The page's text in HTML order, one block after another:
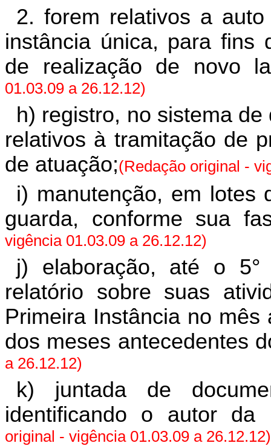
2. forem relativos a
instância única, para fins
de realização de novo
01.03.09 a 26.12.12)
h) registro, no sistema
relativos à tramitação de
de atuação;(Redação original -
i) manutenção, em lotes
guarda, conforme sua
vigência 01.03.09 a 26.12.12)
j) elaboração, até o
relatório sobre suas
Primeira Instância no
dos meses antecedentes
a 26.12.12)
k) juntada de
identificando o autor da
original - vigência 01.03.09 a 26.12.12)